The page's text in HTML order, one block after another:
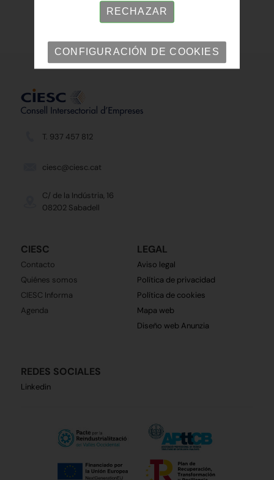
T. 937 457 812
ciesc@ciesc.cat
C/ de la Indústria, 16
08202 Sabadell
CIESC
Contacto
Quiénes somos
CIESC Informa
Agenda
REDES SOCIALES
Linkedin
LEGAL
Aviso legal
Política de privacidad
Política de cookies
Mapa web
Diseño web Anunzia
RECHAZAR
CONFIGURACIÓN DE COOKIES